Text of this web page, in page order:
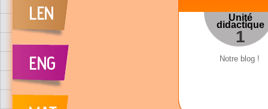
Unité
didactique
1
Notre blog !